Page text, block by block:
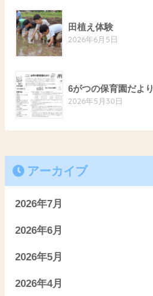
田植え体験
2026年6月5日
6がつの保育園だより
2026年5月30日
アーカイブ
2026年7月
2026年6月
2026年5月
2026年4月